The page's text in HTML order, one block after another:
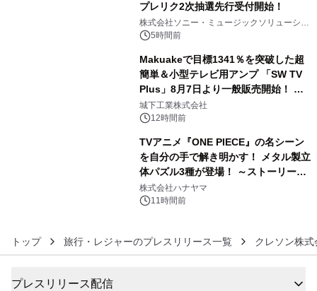
プレリク2次抽選先行受付開始！
株式会社ソニー・ミュージックソリューショ
ンズ5時間前
Makuakeで目標1341％を突破した超
簡単＆小型テレビ用アンプ 「SW TV
Plus」8月7日より一般販売開始！ ケ
ーブル1本つなぐだけ、テレビの音が
ぐっと豊かに
城下工業株式会社
12時間前
TVアニメ『ONE PIECE』の名シーン
を自分の手で解き明かす！ メタル製立
体パズル3種が登場！ ～ストーリーと
ギミックが融合した 大人の体験型パズ
ルが8月7日(金)12時より先行予約受付
株式会社ハナヤマ
11時間前
トップ 旅行・レジャーのプレスリリース一覧 クレソン株式
プレスリリース配信